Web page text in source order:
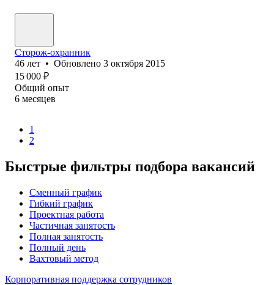
Сторож-охранник
46 лет • Обновлено 3 октября 2015
15 000 ₽
Общий опыт
6 месяцев
1
2
Быстрые фильтры подбора вакансий
Сменный график
Гибкий график
Проектная работа
Частичная занятость
Полная занятость
Полный день
Вахтовый метод
Корпоративная поддержка сотрудников